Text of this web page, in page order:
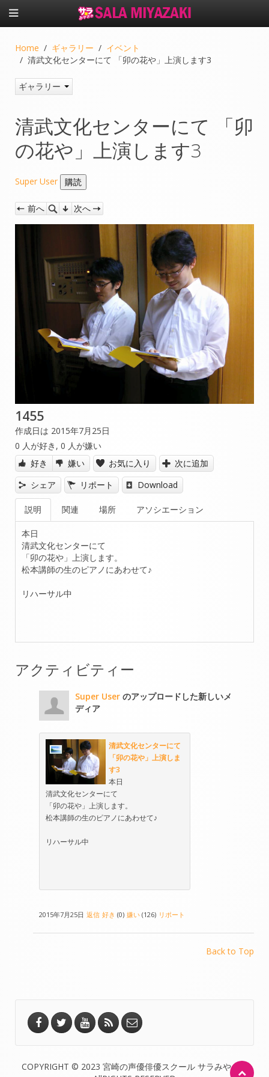
Home ギャラリー
イベント
清武文化センターにて 「卯の花や」上演します3
ギャラリー
清武文化センターにて 「卯
の花や」上演します3
Super User
前へ 次へ
1455
作成日は 2015年7月25日
0 人が好き, 0 人が嫌い
好き
嫌い お気に入り
次に追加
シェア
リポート Download
説明 関連 場所 アソシエーション
本日
清武文化センターにて
「卯の花や」上演します。
松本講師の生のピアノにあわせて♪
リハーサル中
アクティビティー
Super User のアップロードした新しいメ
ディア
清武文化センターにて
「卯の花や」上演しま
す3
本日
清武文化センターにて
「卯の花や」上演します。
松本講師の生のピアノにあわせて♪
リハーサル中
2015年7月25日 返信 好き (0) 嫌い (126) リポート
Back to Top
COPYRIGHT © 2023 宮崎の声優俳優スクール サラみやざき